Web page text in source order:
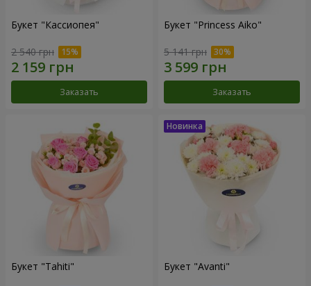
Букет "Кассиопея"
2 540 грн
Заказать
Букет "Princess Aiko"
5 141 грн
Заказать
Букет "Tahiti" Букет "Avanti"